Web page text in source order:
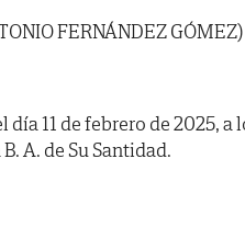
FERNÁNDEZ GÓMEZ)
día 11 de febrero de 2025,
A. de Su Santidad.